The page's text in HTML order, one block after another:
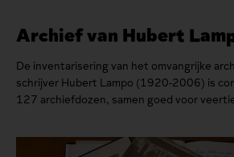
Archief van Hubert
De inventarisering van het omvangrijke
schrijver Hubert Lampo (1920-2006) is
127 archiefdozen, samen goed voor